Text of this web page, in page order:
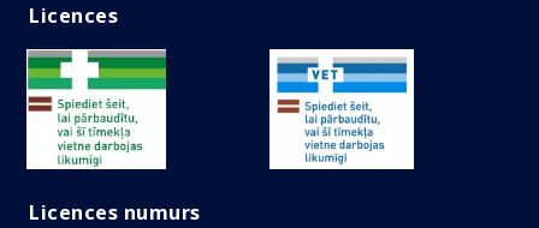
Licences
Licences numurs